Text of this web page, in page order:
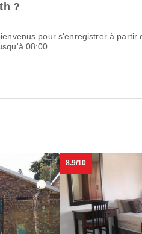
?
pour s'enregistrer à partir
08:00
8.9/10